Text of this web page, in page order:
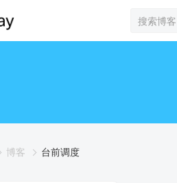
博客 台前调度